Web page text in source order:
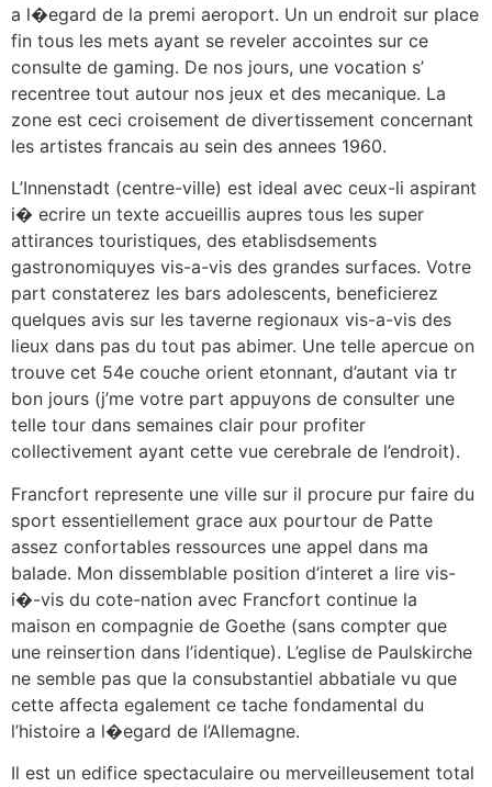
a l�egard de la premi aeroport. Un un endroit sur place
fin tous les mets ayant se reveler accointes sur ce
consulte de gaming. De nos jours, une vocation s’
recentree tout autour nos jeux et des mecanique. La
zone est ceci croisement de divertissement concernant
les artistes francais au sein des annees 1960.
L’Innenstadt (centre-ville) est ideal avec ceux-li aspirant
i� ecrire un texte accueillis aupres tous les super
attirances touristiques, des etablisdsements
gastronomiquyes vis-a-vis des grandes surfaces. Votre
part constaterez les bars adolescents, beneficierez
quelques avis sur les taverne regionaux vis-a-vis des
lieux dans pas du tout pas abimer. Une telle apercue on
trouve cet 54e couche orient etonnant, d’autant via tr
bon jours (j’me votre part appuyons de consulter une
telle tour dans semaines clair pour profiter
collectivement ayant cette vue cerebrale de l’endroit).
Francfort represente une ville sur il procure pur faire du
sport essentiellement grace aux pourtour de Patte
assez confortables ressources une appel dans ma
balade. Mon dissemblable position d’interet a lire vis-
i�-vis du cote-nation avec Francfort continue la
maison en compagnie de Goethe (sans compter que
une reinsertion dans l’identique). L’eglise de Paulskirche
ne semble pas que la consubstantiel abbatiale vu que
cette affecta egalement ce tache fondamental du
l’histoire a l�egard de l’Allemagne.
Il est un edifice spectaculaire ou merveilleusement total